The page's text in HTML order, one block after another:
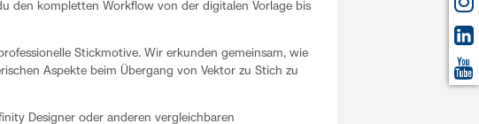
den kompletten Workflow von der digitalen Vorlage bis
Stickmotive. Wir erkunden gemeinsam, wie
Aspekte beim Übergang von Vektor zu Stich zu
Designer oder anderen vergleichbaren